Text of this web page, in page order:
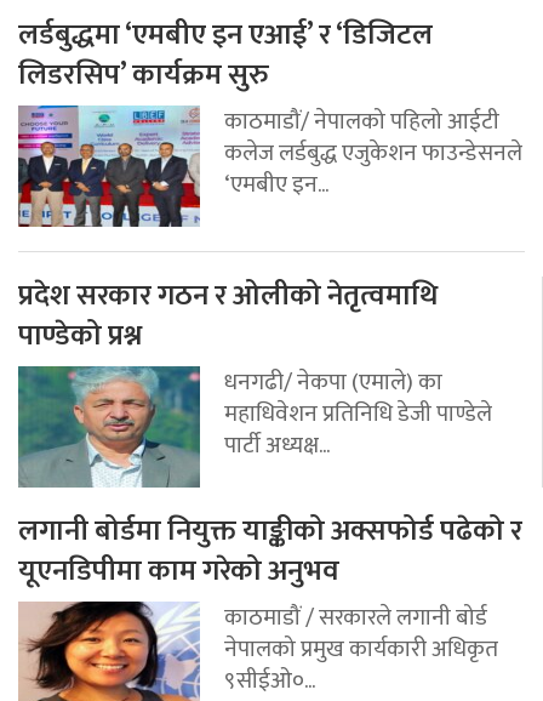
लर्डबुद्धमा ‘एमबीए इन एआई’ र ‘डिजिटल
लिडरसिप’ कार्यक्रम सुरु
काठमाडौं/ नेपालको पहिलो आईटी
कलेज लर्डबुद्ध एजुकेशन फाउन्डेसनले
‘एमबीए इन...
प्रदेश सरकार गठन र ओलीको नेतृत्वमाथि
पाण्डेको प्रश्न
धनगढी/ नेकपा (एमाले) का
महाधिवेशन प्रतिनिधि डेजी पाण्डेले
पार्टी अध्यक्ष...
लगानी बोर्डमा नियुक्त याङ्कीको अक्सफोर्ड पढेको र
यूएनडिपीमा काम गरेको अनुभव
काठमाडौं / सरकारले लगानी बोर्ड
नेपालको प्रमुख कार्यकारी अधिकृत
९सीईओ०...